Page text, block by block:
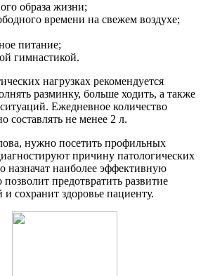
образа жизни;
времени на свежем воздухе;
питание;
гимнастикой.
нагрузках рекомендуется
разминку, больше ходить, а также
Ежедневное количество
не менее 2 л.
нужно посетить профильных
причину патологических
назначат наиболее эффективную
предотвратить развитие
сохранит здоровье пациенту.